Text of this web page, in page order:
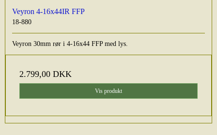
Veyron 4-16x44IR FFP
18-880
Veyron 30mm rør i 4-16x44 FFP med lys.
2.799,00 DKK
Vis produkt